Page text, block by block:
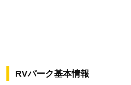
RVパーク基本情報